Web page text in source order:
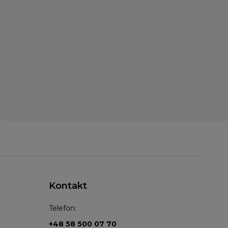
Kontakt
Telefon:
+48 58 500 07 70